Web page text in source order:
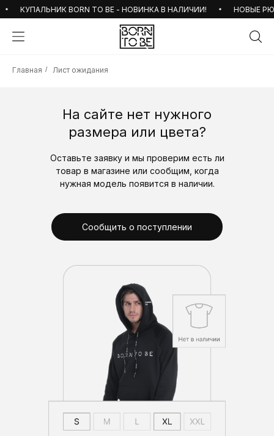
КУПАЛЬНИК BORN TO BE - НОВИНКА В НАЛИЧИИ! НОВЫЕ
Главная / Лист ожидания
На сайте нет нужного
размера или цвета?
Оставьте заявку и мы проверим есть ли
товар в магазине или сообщим, когда
нужная модель появится в наличии.
Сообщить о поступлении